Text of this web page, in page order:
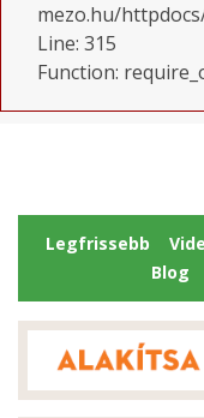
mezo.hu/
Line: 315
Function:
Legfrissebb
Blog